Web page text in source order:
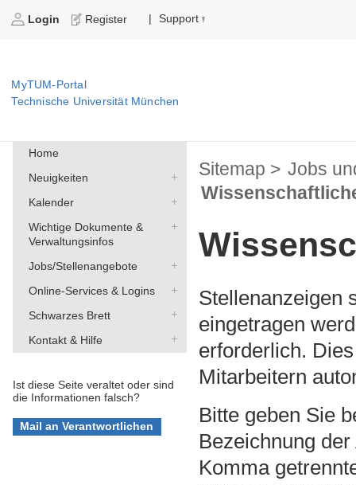
Login Register | Support
MyTUM-Portal
Technische Universität München
Home
Neuigkeiten
Kalender
Wichtige Dokumente &
Verwaltungsinfos
Jobs/Stellenangebote
Online-Services & Logins
Schwarzes Brett
Kontakt & Hilfe
Ist diese Seite veraltet oder sind
die Informationen falsch?
Sitemap > Jobs
Stellenanzeigen
eingetragen
erforderlich.
Mitarbeitern
Bitte geben Sie
Bezeichnung
Komma